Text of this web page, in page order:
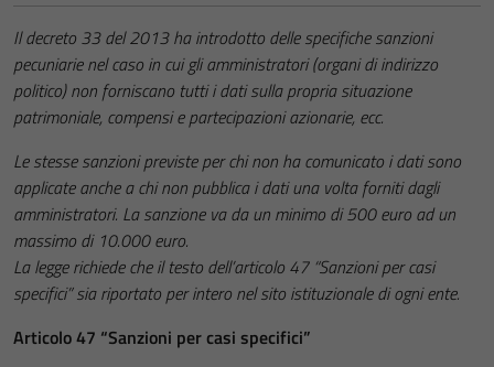
Il decreto 33 del 2013 ha introdotto delle specifiche sanzioni
pecuniarie nel caso in cui gli amministratori (organi di indirizzo
politico) non forniscano tutti i dati sulla propria situazione
patrimoniale, compensi e partecipazioni azionarie, ecc.
Le stesse sanzioni previste per chi non ha comunicato i dati sono
applicate anche a chi non pubblica i dati una volta forniti dagli
amministratori. La sanzione va da un minimo di 500 euro ad un
massimo di 10.000 euro.
La legge richiede che il testo dell’articolo 47 “Sanzioni per casi
specifici” sia riportato per intero nel sito istituzionale di ogni ente.
Articolo 47 “Sanzioni per casi specifici”